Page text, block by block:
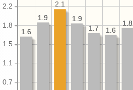
0.7
1.1
1.5
1.8
2.2
1.8
1.6
1.7
1.9
1.9
1.6
1.8
1.6
1.7
1.9
2.1
1.9
1.6